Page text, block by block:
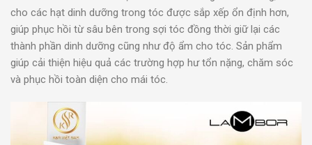
cho các hạt dinh dưỡng trong tóc được sắp xếp ổn định hơn,
giúp phục hồi từ sâu bên trong sợi tóc đồng thời giữ lại các
thành phần dinh dưỡng cũng như độ ẩm cho tóc. Sản phẩm
giúp cải thiện hiệu quả các trường hợp hư tổn nặng, chăm sóc
và phục hồi toàn diện cho mái tóc.